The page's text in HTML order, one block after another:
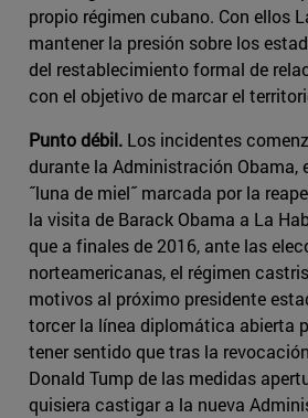
propio régimen cubano. Con ellos
mantener la presión sobre los
del restablecimiento formal de
con el objetivo de marcar el
Punto débil. Los incidentes
durante la Administración Obama,
˝luna de miel˝ marcada por la
la visita de Barack Obama a La
que a finales de 2016, ante las
norteamericanas, el régimen
motivos al próximo presidente
torcer la línea diplomática abierta
tener sentido que tras la
Donald Tump de las medidas
quisiera castigar a la nueva